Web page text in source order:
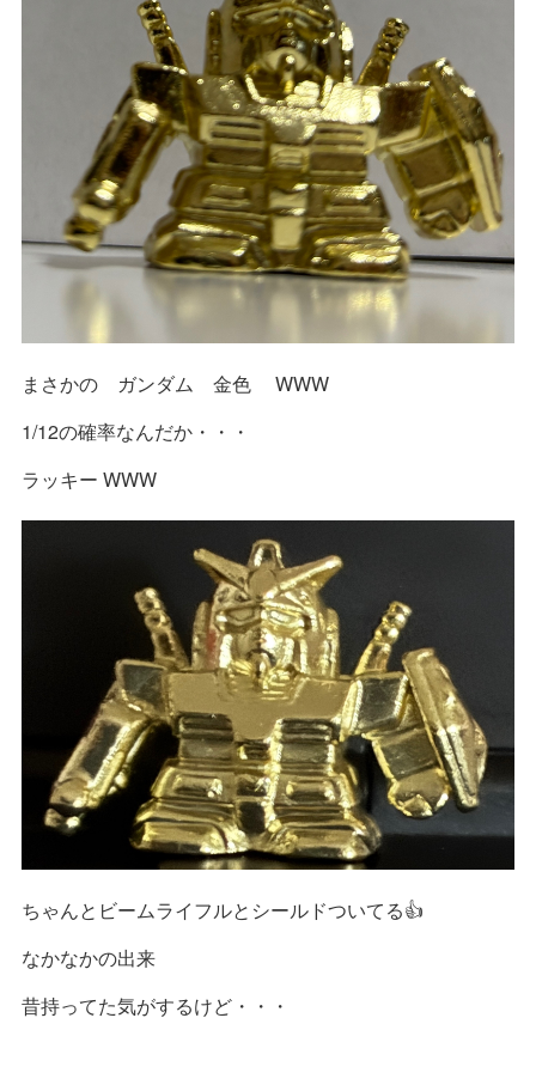
まさかの ガンダム 金色 WWW
1/12の確率なんだか・・・
ラッキー WWW
ちゃんとビームライフルとシールドついてる👍
なかなかの出来
昔持ってた気がするけど・・・